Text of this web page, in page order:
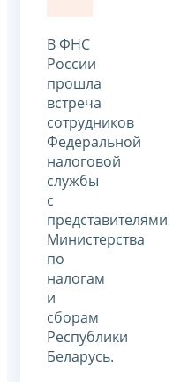
В ФНС
России
прошла
встреча
сотрудников
Федеральной
налоговой
службы
с
представителями
Министерства
по
налогам
и
сборам
Республики
Беларусь.